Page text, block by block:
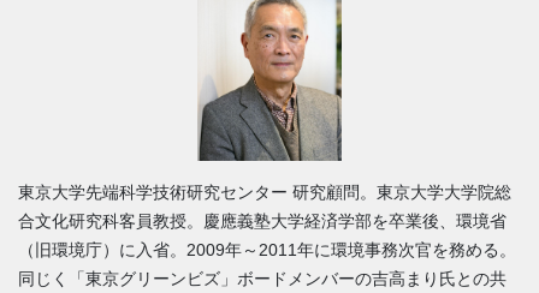
東京大学先端科学技術研究センター 研究顧問。東京大学大学院総
合文化研究科客員教授。慶應義塾大学経済学部を卒業後、環境省
（旧環境庁）に入省。2009年～2011年に環境事務次官を務める。
同じく「東京グリーンビズ」ボードメンバーの吉高まり氏との共